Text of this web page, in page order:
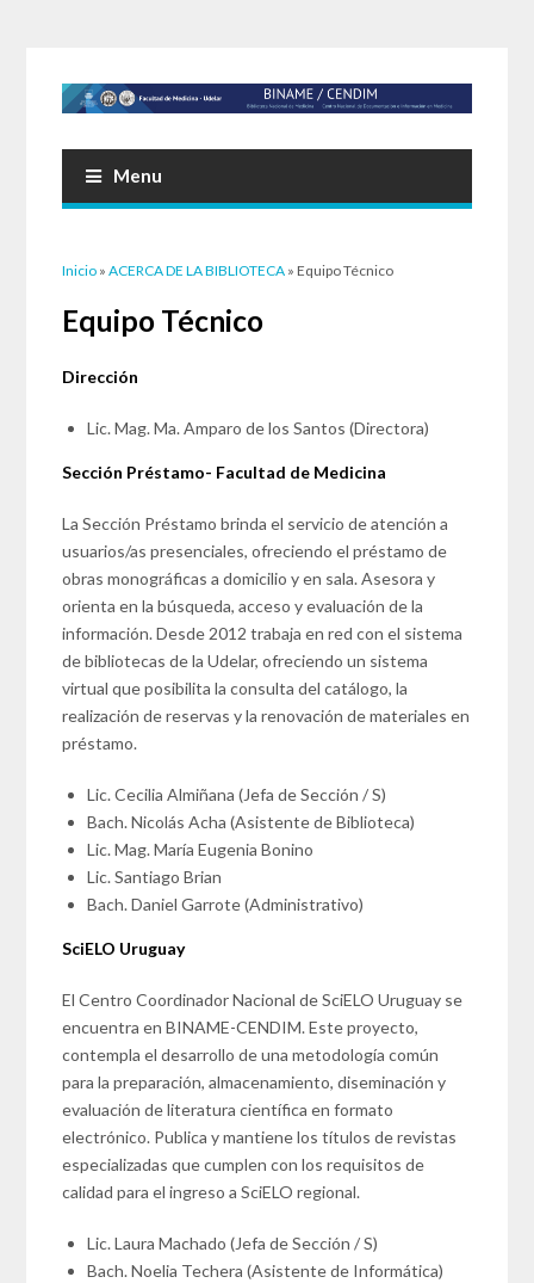
Menu
Usted está aquí
Inicio »ACERCA DE LA BIBLIOTECA » Equipo Técnico
Equipo Técnico
Dirección
Lic. Mag. Ma. Amparo de los Santos (Directora)
Sección Préstamo- Facultad de Medicina
La Sección Préstamo brinda el servicio de atención a
usuarios/as presenciales, ofreciendo el préstamo de
obras monográficas a domicilio y en sala. Asesora y
orienta en la búsqueda, acceso y evaluación de la
información. Desde 2012 trabaja en red con el sistema
de bibliotecas de la Udelar, ofreciendo un sistema
virtual que posibilita la consulta del catálogo, la
realización de reservas y la renovación de materiales en
préstamo.
Lic. Cecilia Almiñana (Jefa de Sección / S)
Bach. Nicolás Acha (Asistente de Biblioteca)
Lic. Mag. María Eugenia Bonino
Lic. Santiago Brian
Bach. Daniel Garrote (Administrativo)
SciELO Uruguay
El Centro Coordinador Nacional de SciELO Uruguay se
encuentra en BINAME-CENDIM. Este proyecto,
contempla el desarrollo de una metodología común
para la preparación, almacenamiento, diseminación y
evaluación de literatura científica en formato
electrónico. Publica y mantiene los títulos de revistas
especializadas que cumplen con los requisitos de
calidad para el ingreso a SciELO regional.
Lic. Laura Machado (Jefa de Sección / S)
Bach. Noelia Techera (Asistente de Informática)